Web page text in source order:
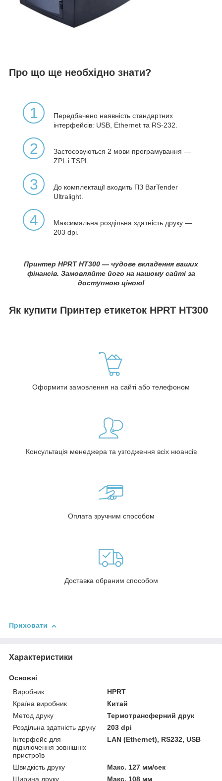
Про що ще необхідно знати?
1
Передбачено наявність стандартних
інтерфейсів: USB, Ethernet та RS-232.
2
Застосовуються 2 мови програмування —
ZPL і TSPL.
3
До комплектації входить ПЗ BarTender
Ultralight.
4
Максимальна роздільна здатність друку —
203 dpi.
Принтер HPRT HT300 — чудове вкладення ваших
фінансів. Замовляйте його на нашому сайті за
доступною ціною!
Як купити Принтер етикеток HPRT HT300
Оформити замовлення на сайті або телефоном
Консультація менеджера та узгодження всіх нюансів
Оплата зручним способом
Доставка обраним способом
Приховати
Характеристики
Основні
Виробник
HPRT
Країна виробник
Китай
Метод друку
Термотрансферний друк
Роздільна здатність друку
203 dpi
Інтерфейс для
підключення зовнішніх
пристроїв
LAN (Ethernet), RS232, USB
Швидкість друку
Макс. 127 мм/сек
Ширина друку
Макс. 108 мм